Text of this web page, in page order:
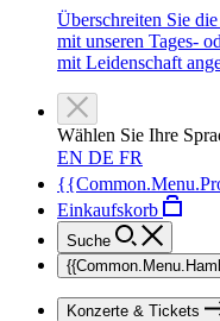
Überschreiten Sie
mit unseren Tages-
mit Leidenschaft
Wählen Sie Ihre
EN DE FR
Einkaufskorb
Suche
Konzerte & Tickets